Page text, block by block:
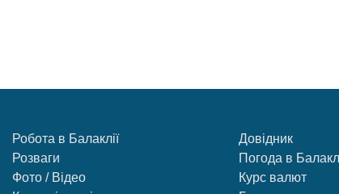
Робота в Балаклії
Розваги
Фото / Відео
Довідник
Погода в
Курс валют